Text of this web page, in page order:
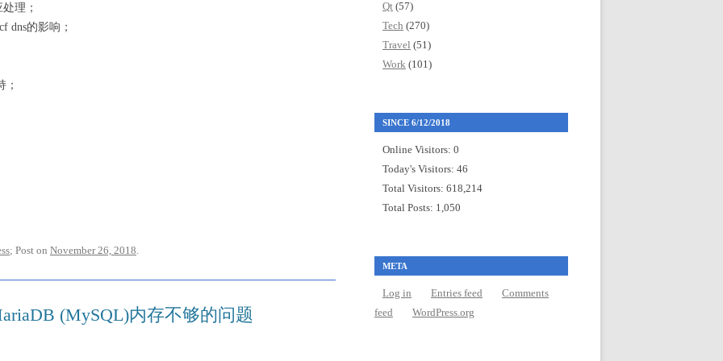
理；
dns的影响；
；
; Post on November 26, 2018
(MySQL)内存不够的问题
Qt (57)
Tech (270)
Travel (51)
Work (101)
SINCE 6/12/2018
Online Visitors: 0
Today's Visitors: 46
Total Visitors: 618,214
Total Posts: 1,050
META
Log in Entries feed
Comments
feed
WordPress.org